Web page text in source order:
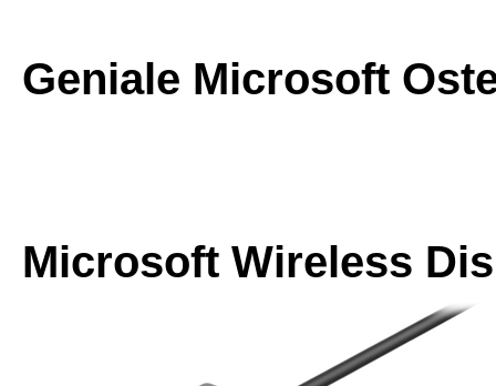
Geniale Microsoft
Microsoft Wireless